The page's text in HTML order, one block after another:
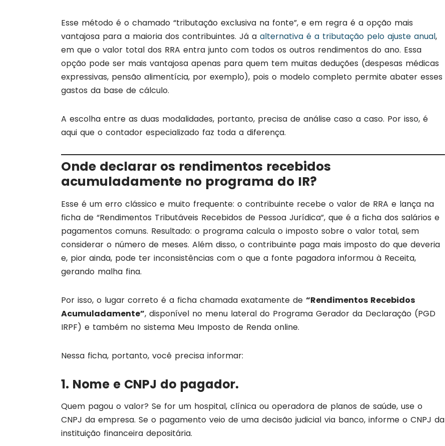
Esse método é o chamado “tributação exclusiva na fonte”, e em regra é a opção mais
vantajosa para a maioria dos contribuintes. Já a alternativa é a tributação pelo ajuste anual,
em que o valor total dos RRA entra junto com todos os outros rendimentos do ano. Essa
opção pode ser mais vantajosa apenas para quem tem muitas deduções (despesas médicas
expressivas, pensão alimentícia, por exemplo), pois o modelo completo permite abater esses
gastos da base de cálculo.
A escolha entre as duas modalidades, portanto, precisa de análise caso a caso. Por isso, é
aqui que o contador especializado faz toda a diferença.
Onde declarar os rendimentos recebidos
acumuladamente no programa do IR?
Esse é um erro clássico e muito frequente: o contribuinte recebe o valor de RRA e lança na
ficha de “Rendimentos Tributáveis Recebidos de Pessoa Jurídica”, que é a ficha dos salários e
pagamentos comuns. Resultado: o programa calcula o imposto sobre o valor total, sem
considerar o número de meses. Além disso, o contribuinte paga mais imposto do que deveria
e, pior ainda, pode ter inconsistências com o que a fonte pagadora informou à Receita,
gerando malha fina.
Por isso, o lugar correto é a ficha chamada exatamente de “Rendimentos Recebidos
Acumuladamente”, disponível no menu lateral do Programa Gerador da Declaração (PGD
IRPF) e também no sistema Meu Imposto de Renda online.
Nessa ficha, portanto, você precisa informar:
1. Nome e CNPJ do pagador.
Quem pagou o valor? Se for um hospital, clínica ou operadora de planos de saúde, use o
CNPJ da empresa. Se o pagamento veio de uma decisão judicial via banco, informe o CNPJ da
instituição financeira depositária.